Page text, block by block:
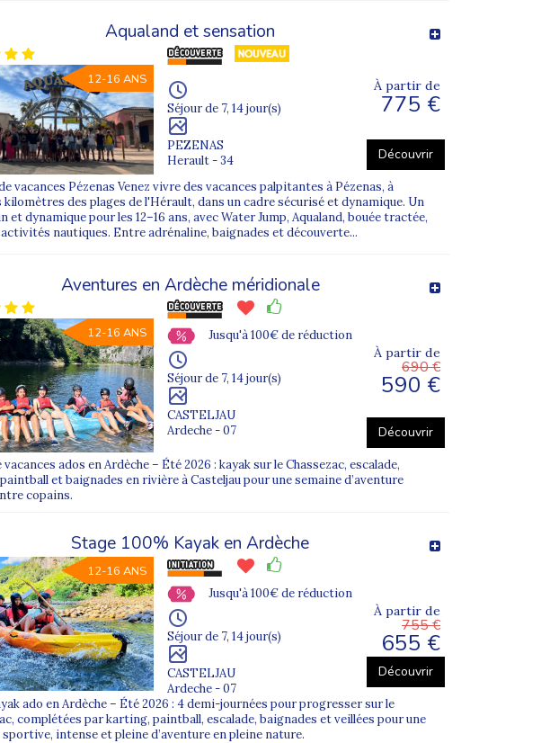
Aqualand et sensation
12-16 ANS
Séjour de 7, 14 jour(s)
PEZENAS
Herault - 34
À partir de
775 €
Découvrir
vacances Pézenas Venez vivre des vacances palpitantes à Pézenas, à
kilomètres des plages de l'Hérault, dans un cadre sécurisé et dynamique. Un
et dynamique pour les 12–16 ans, avec Water Jump, Aqualand, bouée tractée,
nautiques. Entre adrénaline, baignades et découverte...
Aventures en Ardèche méridionale
12-16 ANS Jusqu'à 100€ de réduction
Séjour de 7, 14 jour(s)
CASTELJAU
Ardeche - 07
À partir de
690 €
590 €
Découvrir
vacances ados en Ardèche – Été 2026 : kayak sur le Chassezac, escalade,
et baignades en rivière à Casteljau pour une semaine d’aventure
copains.
Stage 100% Kayak en Ardèche
12-16 ANS
Jusqu'à 100€ de réduction
Séjour de 7, 14 jour(s)
CASTELJAU
Ardeche - 07
À partir de
755 €
655 €
Découvrir
ado en Ardèche – Été 2026 : 4 demi-journées pour progresser sur le
complétées par karting, paintball, escalade, baignades et veillées pour une
intense et pleine d’aventure en pleine nature.